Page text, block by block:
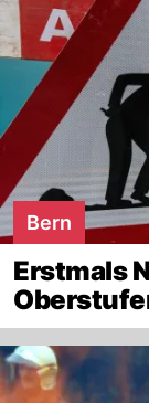
Bern
Erstmals